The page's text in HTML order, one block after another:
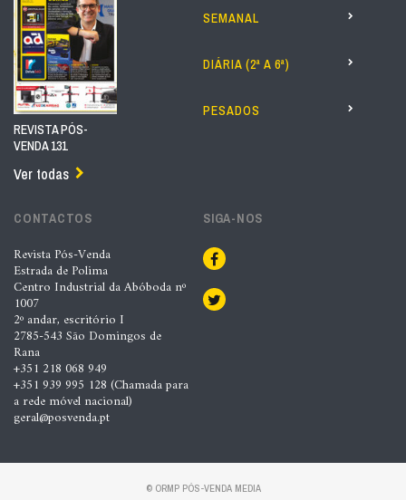
REVISTA PÓS-
VENDA 131
Ver todas
SEMANAL
DIÁRIA (2ª A 6ª)
PESADOS
CONTACTOS
Revista Pós-Venda
Estrada de Polima
Centro Industrial da Abóboda nº
1007
2º andar, escritório I
2785-543 São Domingos de
Rana
+351 218 068 949
+351 939 995 128 (Chamada para
a rede móvel nacional)
geral@posvenda.pt
SIGA-NOS
© ORMP PÓS-VENDA MEDIA